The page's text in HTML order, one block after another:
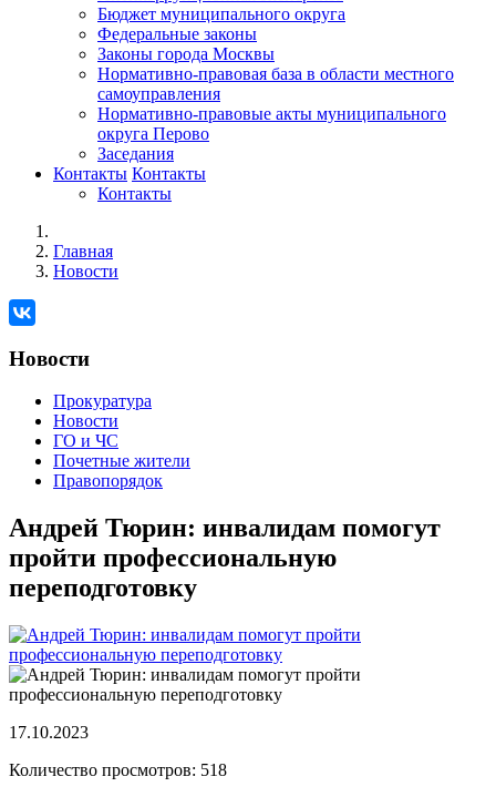
Бюджет муниципального округа
Федеральные законы
Законы города Москвы
Нормативно-правовая база в области местного
самоуправления
Нормативно-правовые акты муниципального
округа Перово
Заседания
Контакты Контакты
Контакты
Главная
Новости
Новости
Прокуратура
Новости
ГО и ЧС
Почетные жители
Правопорядок
Андрей Тюрин: инвалидам помогут
пройти профессиональную
переподготовку
17.10.2023
Количество просмотров: 518